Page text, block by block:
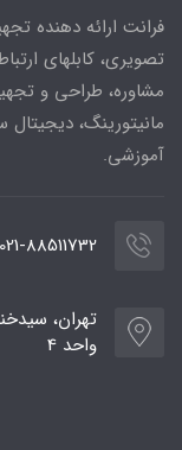
تصویری، کابلهای
مشاوره، طراحی و
مانیتورینگ،
آموزشی.
021-88511732 021-88512426 021-88514867 09339923139
واحد 4